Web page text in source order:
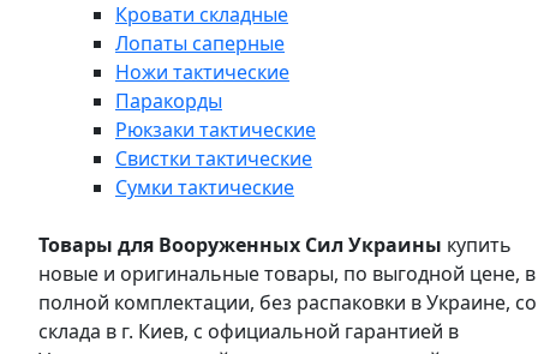
Кровати складные
Лопаты саперные
Ножи тактические
Паракорды
Рюкзаки тактические
Свистки тактические
Сумки тактические
Товары для Вооруженных Сил Украины купить
новые и оригинальные товары, по выгодной цене, в
полной комплектации, без распаковки в Украине, со
склада в г. Киев, с официальной гарантией в